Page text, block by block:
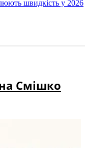
швидкість у 2026
Смішко